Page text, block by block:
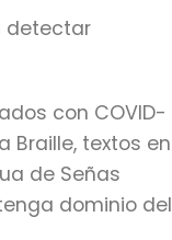
detectar
con COVID-
Braille, textos en
de Señas
dominio del